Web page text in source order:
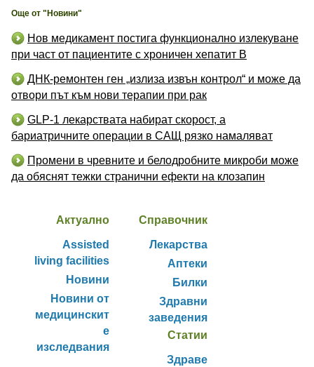
Още от "Новини"
Нов медикамент постига функционално излекуване
при част от пациентите с хроничен хепатит B
ДНК-ремонтен ген „излиза извън контрол“ и може да
отвори път към нови терапии при рак
GLP-1 лекарствата набират скорост, а
бариатричните операции в САЩ рязко намаляват
Промени в чревните и белодробните микроби може
да обяснят тежки странични ефекти на клозапин
Актуално
Assisted
living facilities
Новини
Новини от
медицинскит
е
изследвания
Справочник
Лекарства
Аптеки
Билки
Здравни
заведения
Статии
Здраве